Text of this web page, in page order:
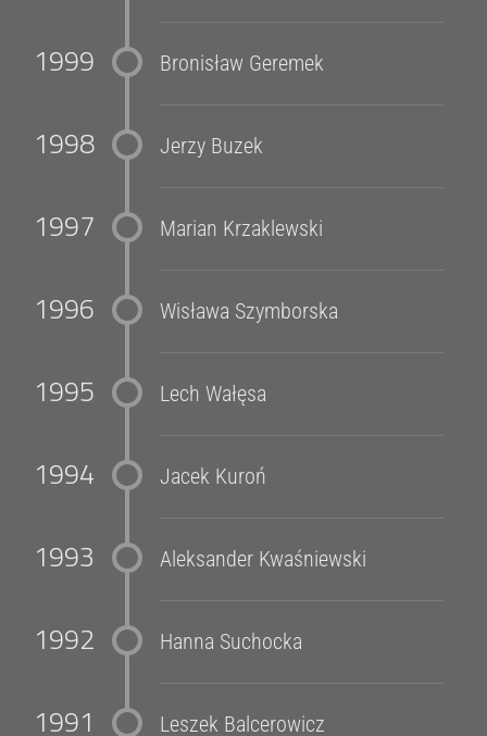
1999 Bronisław Geremek
1998 Jerzy Buzek
1997 Marian Krzaklewski
1996 Wisława Szymborska
1995 Lech Wałęsa
1994 Jacek Kuroń
1993 Aleksander Kwaśniewski
1992 Hanna Suchocka
1991 Leszek Balcerowicz